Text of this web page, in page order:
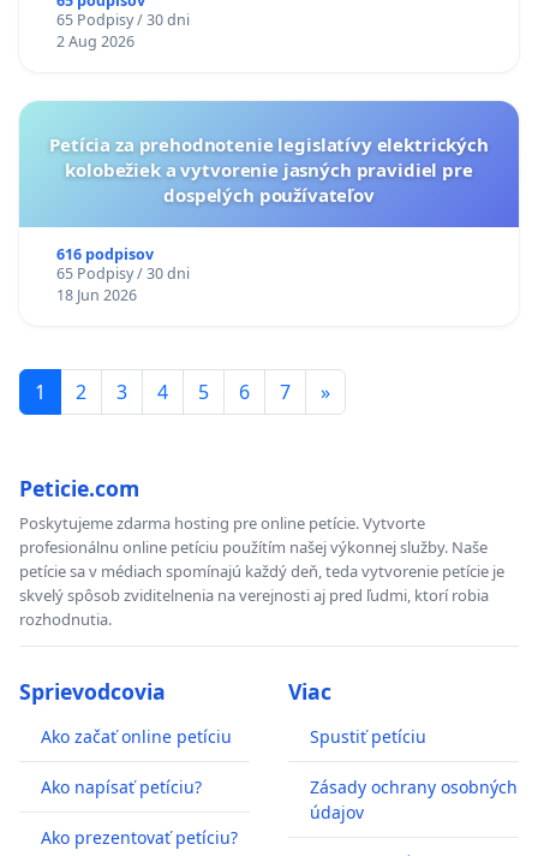
TÝŽDEŇ CIEĽ 8.00 – 18.00 HOD. A PRAVIDELNÁ
KONTROLA STAVBY C-AREA NA
65 Podpisy / 30 dni
2 Aug 2026
Petícia za prehodnotenie legislatívy elektrických
kolobežiek a vytvorenie jasných pravidiel pre
dospelých používateľov
616 podpisov
65 Podpisy / 30 dni
18 Jun 2026
1 2 3 4 5 6 7 »
Peticie.com
Poskytujeme zdarma hosting pre online petície. Vytvorte
profesionálnu online petíciu použítím našej výkonnej služby. Naše
petície sa v médiach spomínajú každý deň, teda vytvorenie petície je
skvelý spôsob zviditelnenia na verejnosti aj pred ľudmi, ktorí robia
rozhodnutia.
Sprievodcovia
Ako začať online petíciu
Ako napísať petíciu?
Ako prezentovať petíciu?
Viac
Spustiť petíciu
Zásady ochrany osobných
údajov